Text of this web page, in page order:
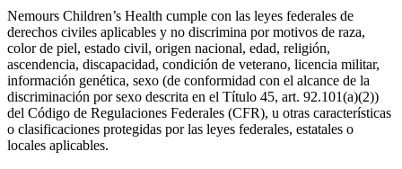
Nemours Children’s Health cumple con las leyes federales de
derechos civiles aplicables y no discrimina por motivos de raza,
color de piel, estado civil, origen nacional, edad, religión,
ascendencia, discapacidad, condición de veterano, licencia militar,
información genética, sexo (de conformidad con el alcance de la
discriminación por sexo descrita en el Título 45, art. 92.101(a)(2))
del Código de Regulaciones Federales (CFR), u otras características
o clasificaciones protegidas por las leyes federales, estatales o
locales aplicables.